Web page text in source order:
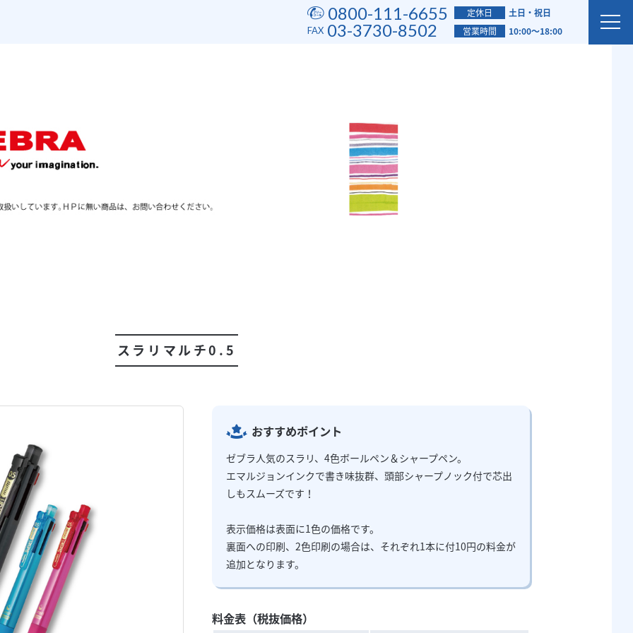
0800-111-6655
03-3730-8502
定休日
土日・祝日
営業時間
10:00～18:00
スラリマルチ0.5
おすすめポイント
ゼブラ人気のスラリ、4色ボールペン＆シャープペン。
エマルジョンインクで書き味抜群、頭部シャープノック付で芯出
しもスムーズです！
表示価格は表面に1色の価格です。
裏面への印刷、2色印刷の場合は、それぞれ1本に付10円の料金が
追加となります。
料金表（税抜価格）